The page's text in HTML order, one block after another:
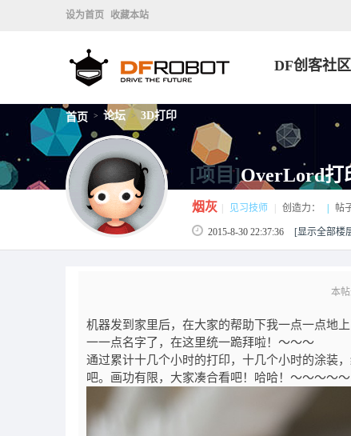
设为首页 收藏本站
DF创客社区
首页 > 论坛 > 3D打印
[项目]OverLord打
烟灰 见习技师 创造力： 帖
2015-8-30 22:37:36 [显示全部楼
本
机器发到家里后，在大家的帮助下我一点一点地
一一点名字了，在这里统一跪拜啦！～～～
通过累计十几个小时的打印，十几个小时的涂装
吧。画功有限，大家凑合看吧！哈哈！～～～～～